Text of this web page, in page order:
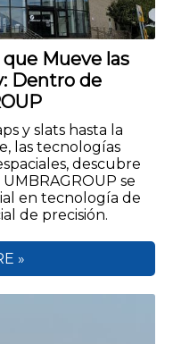
Mueve las
Dentro de
y slats hasta la
las tecnologías
descubre
se
en tecnología de
de precisión.
»